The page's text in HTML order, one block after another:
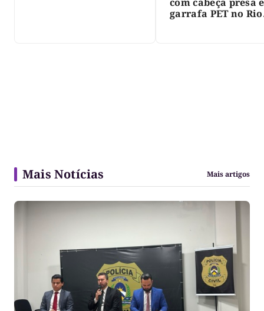
garrafa PET no Rio
Mais Notícias Mais artigos